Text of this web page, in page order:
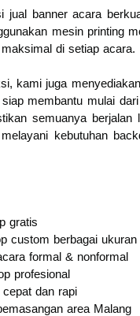
jual banner acara
mesin printing
di setiap acara.
kami juga
membantu mulai
semuanya
kebutuhan
gratis
custom berbagai ukuran
formal & nonformal
profesional
dan rapi
area Malang